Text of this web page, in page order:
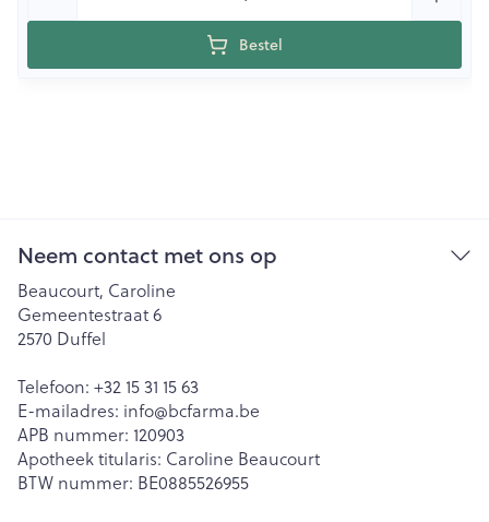
Bestel
Neem contact met ons op
Beaucourt, Caroline
Gemeentestraat 6
2570 Duffel
Telefoon: +32 15 31 15 63
E-mailadres: info@bcfarma.be
APB nummer: 120903
Apotheek titularis: Caroline Beaucourt
BTW nummer: BE0885526955